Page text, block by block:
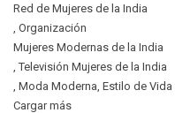
Red de Mujeres de la India
, Organización
Mujeres Modernas de la India
, Televisión Mujeres de la India
, Moda Moderna, Estilo de Vida
Cargar más